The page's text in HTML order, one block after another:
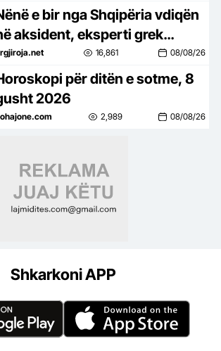
e bir nga Shqipëria vdiqën
aksident, eksperti grek
çfarë e shkaktoi
e makinës me
16,861 08/08/26
për ditën e sotme, 8
2026
2,989 08/08/26
Shkarkoni APP